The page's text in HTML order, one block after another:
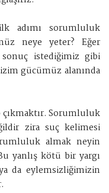
adımı sorumluluk
neye yeter? Eğer
istediğimiz gibi
gücümüz alanında
çıkmaktır. Sorumluluk
zira suç kelimesi
almak neyin
yanlış kötü bir yargı
da eylemsizliğimizin